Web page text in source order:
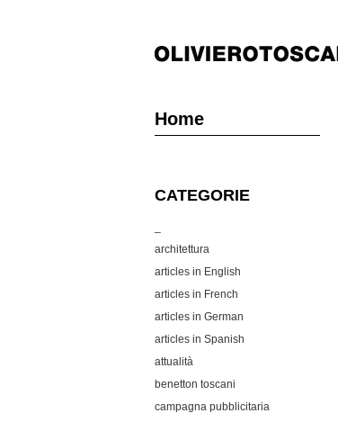
Home
CATEGORIE
architettura
articles in English
articles in French
articles in German
articles in Spanish
attualità
benetton toscani
campagna pubblicitaria